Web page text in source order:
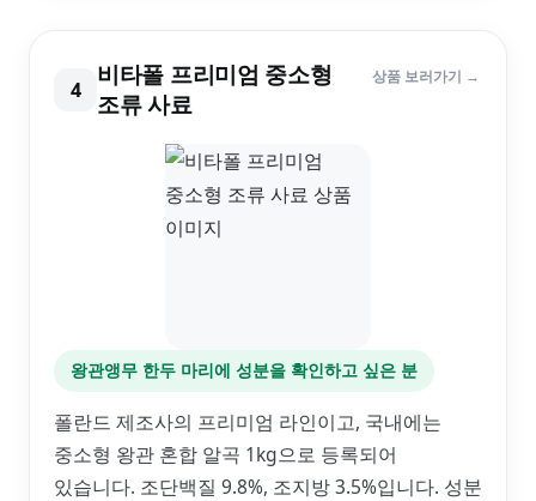
4
비타폴 프리미엄 중소형
조류 사료
상품 보러가기 →
왕관앵무 한두 마리에 성분을 확인하고 싶은 분
폴란드 제조사의 프리미엄 라인이고, 국내에는
중소형 왕관 혼합 알곡 1kg으로 등록되어
있습니다. 조단백질 9.8%, 조지방 3.5%입니다. 성분